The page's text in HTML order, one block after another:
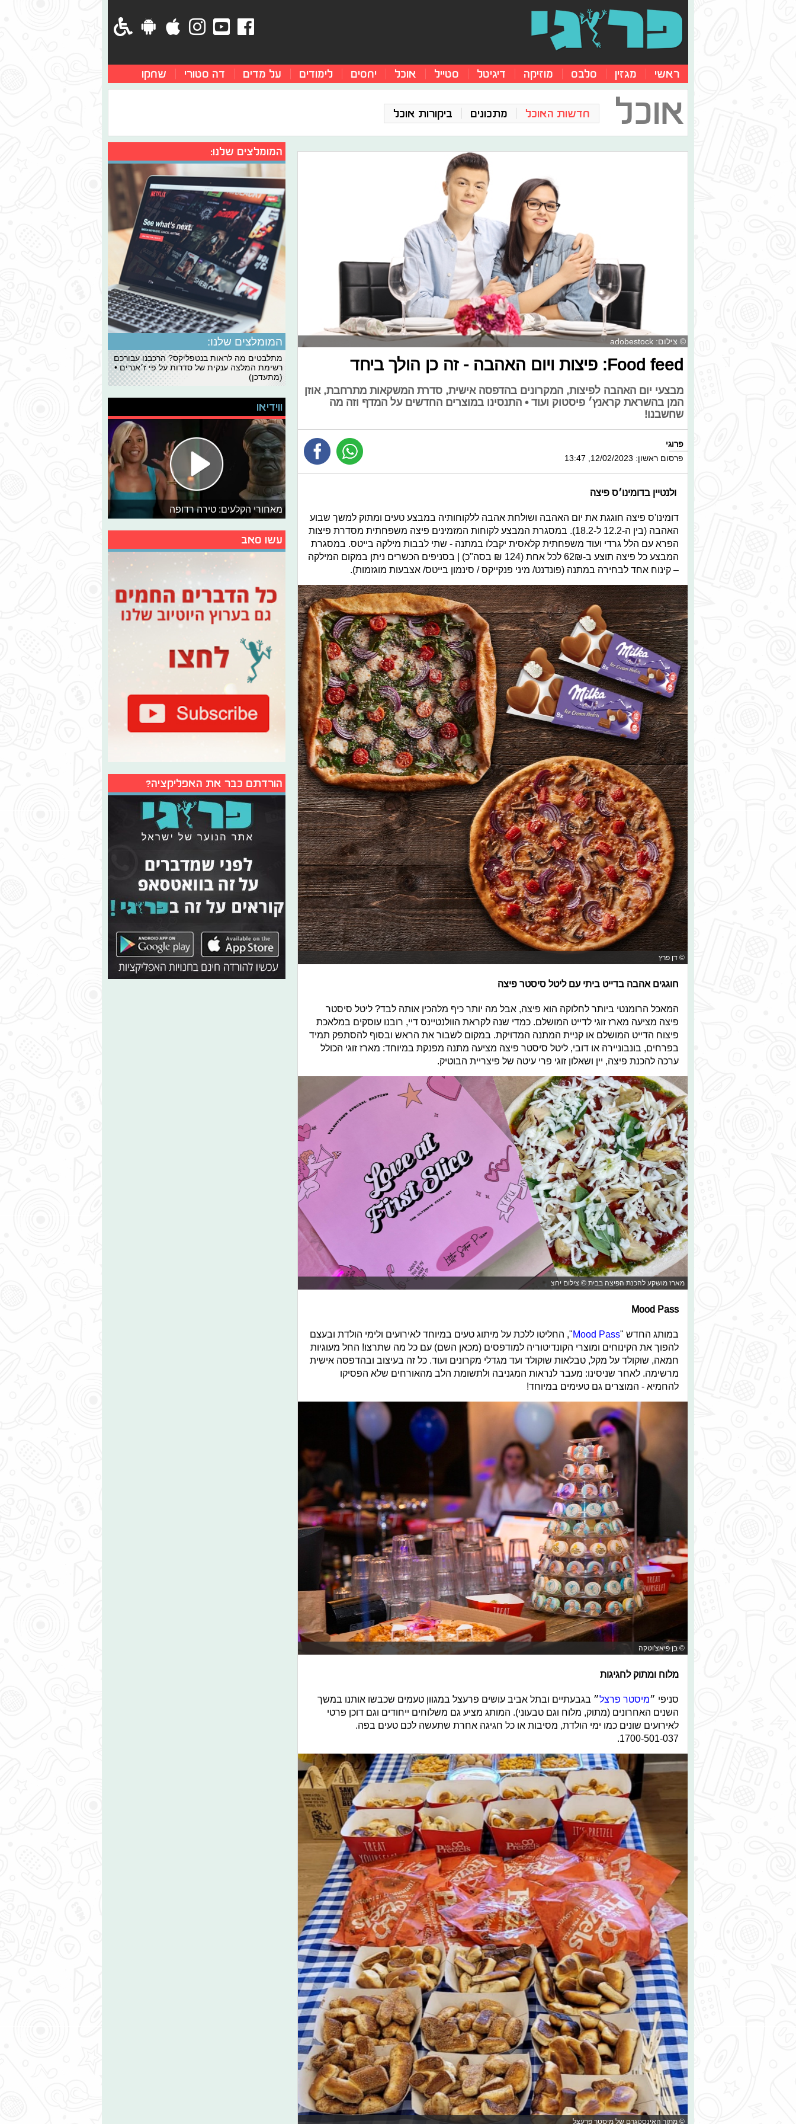
ראשי מגזין סלבס מוזיקה דיגיטל סטייל אוכל יחסים לימודים על מדים דה סטורי שחקו
אוכל חדשות האוכל מתכונים ביקורות אוכל
© צילום: adobestock
Food feed: פיצות ויום האהבה - זה כן הולך ביחד
מבצעי יום האהבה לפיצות, המקרונים בהדפסה אישית, סדרת המשקאות מתרחבת, אוזן
המן בהשראת קראנץ׳ פיסטוק ועוד • התנסינו במוצרים החדשים על המדף וזה מה
שחשבנו!
פרוגי
פרסום ראשון: 12/02/2023, 13:47
ולנטיין בדומינו׳ס פיצה
דומינו'ס פיצה חוגגת את יום האהבה ושולחת אהבה ללקוחותיה במבצע טעים ומתוק למשך שבוע
האהבה (בין ה-12.2 ל-18.2). במסגרת המבצע לקוחות המזמינים פיצה משפחתית מסדרת פיצות
הפרא עם הלל גרדי ועוד משפחתית קלאסית יקבלו במתנה - שתי לבבות מילקה בייטס. במסגרת
המבצע כל פיצה תוצע ב-62₪ לכל אחת (124 ₪ בסה"כ) | בסניפים הכשרים ניתן במקום המילקה
– קינוח אחד לבחירה במתנה (פונדנט/ מיני פנקייקס / סינמון בייטס/ אצבעות מוגזמות).
© דן פרץ
חוגגים אהבה בדייט ביתי עם ליטל סיסטר פיצה
המאכל הרומנטי ביותר לחלוקה הוא פיצה, אבל מה יותר כיף מלהכין אותה לבד? ליטל סיסטר
פיצה מציעה מארז זוגי לדייט המושלם. כמדי שנה לקראת הוולנטיינס דיי, רובנו עוסקים במלאכת
פיצוח הדייט המושלם או קניית המתנה המדויקת. במקום לשבור את הראש ובסוף להסתפק תמיד
בפרחים, בונבוניירה או דובי, ליטל סיסטר פיצה מציעה מתנה מפנקת במיוחד: מארז זוגי הכולל
ערכה להכנת פיצה, יין ושאלון זוגי פרי עיטה של פיצריית הבוטיק.
מארז מושקע להכנת הפיצה בבית © צילום יחצ
Mood Pass
במותג החדש "Mood Pass", החליטו ללכת על מיתוג טעים במיוחד לאירועים ולימי הולדת ובעצם
להפוך את הקינוחים ומוצרי הקונדיטוריה למודפסים (מכאן השם) עם כל מה שתרצו! החל מעוגיות
חמאה, שוקולד על מקל, טבלאות שוקולד ועד מגדלי מקרונים ועוד. כל זה בעיצוב ובהדפסה אישית
מרשימה. לאחר שניסינו: מעבר לנראות המגניבה ולתשומת הלב מהאורחים שלא הפסיקו
להחמיא - המוצרים גם טעימים במיוחד!
© בן פיאצ'וטקה
מלוח ומתוק לחגיגות
סניפי ״מיסטר פרצל״ בגבעתיים ובתל אביב עושים פרעצל במגוון טעמים שכבשו אותנו במשך
השנים האחרונים (מתוק, מלוח וגם טבעוני). המותג מציע גם משלוחים ייחודים וגם דוכן פרטי
לאירועים שונים כמו ימי הולדת, מסיבות או כל חגיגה אחרת שתעשה לכם טעים בפה.
1700-501-037.
© מתוך האינסטגרם של מיסטר פרעצל
המומלצים שלנו:
המומלצים שלנו:
מתלבטים מה לראות בנטפליקס? הרכבנו עבורכם
רשימת המלצה ענקית של סדרות על פי ז׳אנרים •
(מתעדכן)
ווידיאו
מאחורי הקלעים: טירה רדופה
עשו סאב
הורדתם כבר את האפליקציה?